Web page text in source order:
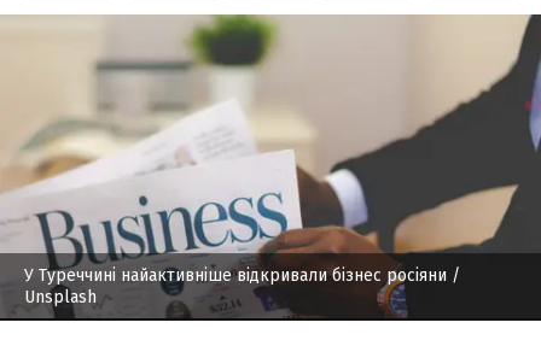
У Туреччині найактивніше відкривали бізнес росіяни /
Unsplash